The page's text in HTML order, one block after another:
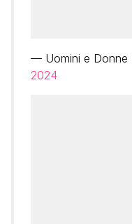
— Uomini e Donne
2024